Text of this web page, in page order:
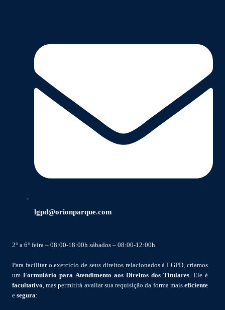
lgpd@orionparque.com
2° a 6° feira – 08:00-18:00h sábados – 08:00-12:00h
Para facilitar o exercício de seus direitos relacionados à LGPD, criamos
um Formulário para Atendimento aos Direitos dos Titulares . Ele é
facultativo , mas permitirá avaliar sua requisição da forma mais eficiente
e segura: